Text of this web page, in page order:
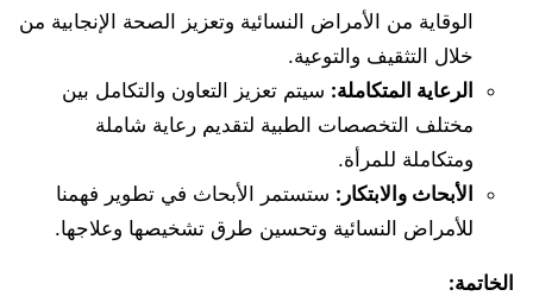
الوقاية من الأمراض النسائية وتعزيز الصحة الإنجابية من
خلال التثقيف والتوعية.
الرعاية المتكاملة: سيتم تعزيز التعاون والتكامل بين
مختلف التخصصات الطبية لتقديم رعاية شاملة
ومتكاملة للمرأة.
الأبحاث والابتكار: ستستمر الأبحاث في تطوير فهمنا
للأمراض النسائية وتحسين طرق تشخيصها وعلاجها.
الخاتمة: